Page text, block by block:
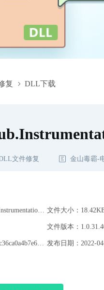
复 DLL下载
文件修复 金山毒霸-
文件大小：
文件版本：
发布日期：2022-